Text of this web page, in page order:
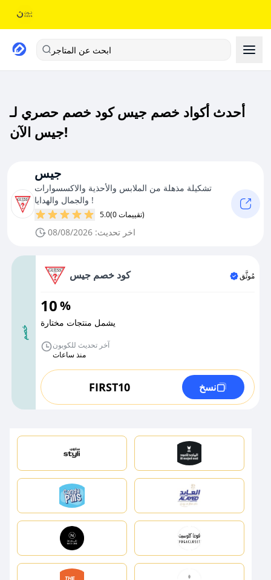
ابحث عن المتاجر
أحدث أكواد خصم جيس كود خصم حصري لـ
جيس الآن!
جيس
تشكيلة مذهلة من الملابس والأحذية والاكسسوارات
والجمال والهدايا !
5.0 (0 تقييمات)
اخر تحديث: 08/08/2026
خصم
كود خصم جيس مُوثَّق
10%
يشمل منتجات مختارة
آخر تحديث للكوبون
منذ ساعات
FIRST10 نسخ